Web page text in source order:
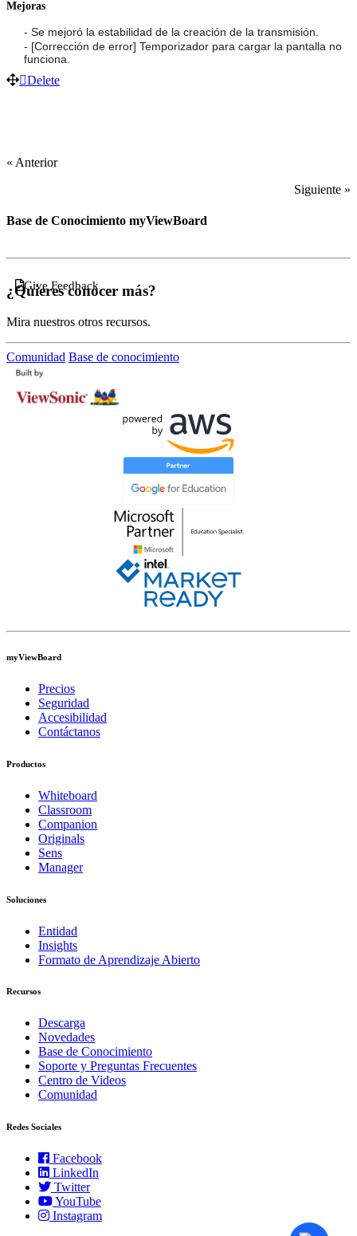
Mejoras
- Se mejoró la estabilidad de la creación de la transmisión.
- [Corrección de error] Temporizador para cargar la pantalla no
funciona.
Delete
« Anterior
Siguiente »
Base de Conocimiento myViewBoard
Give Feedback
¿Quieres conocer más?
Mira nuestros otros recursos.
Comunidad Base de conocimiento
myViewBoard
Precios
Seguridad
Accesibilidad
Contáctanos
Productos
Whiteboard
Classroom
Companion
Originals
Sens
Manager
Soluciones
Entidad
Insights
Formato de Aprendizaje Abierto
Recursos
Descarga
Novedades
Base de Conocimiento
Soporte y Preguntas Frecuentes
Centro de Videos
Comunidad
Redes Sociales
Facebook
LinkedIn
Twitter
YouTube
Instagram